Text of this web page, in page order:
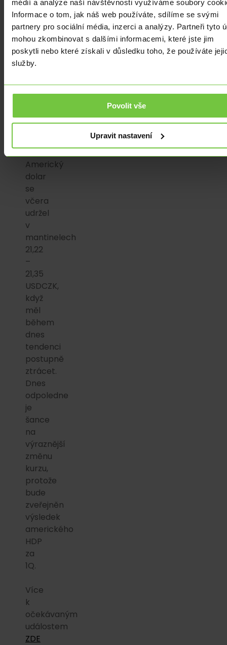
médií a analýze naší návštěvnosti využíváme soubory
Informace o tom, jak náš web používáte, sdílíme se svými
partnery pro sociální média, inzerci a analýzy. Partneři tyto
mohou zkombinovat s dalšími informacemi, které jste jim
poskytli nebo které získali v důsledku toho, že používáte
služby.
Povolit vše
Upravit nastavení
duchu.
I
dnes
počítáme
s
obchodováním
měny
hranice
Americký
dolar
se
včera
udržel
v
mantinelech
21,22
–
21,35
USDCZK,
když
měl
během
dnes
tendenci
postupně
ztrácet.
Dnes
odpoledne
je
šance
na
výraznější
změnu
kurzu,
protože
bude
zveřejněn
výsledek
amerického
HDP
za
1Q.
Více
k
očekávaným
událostem
ZDE